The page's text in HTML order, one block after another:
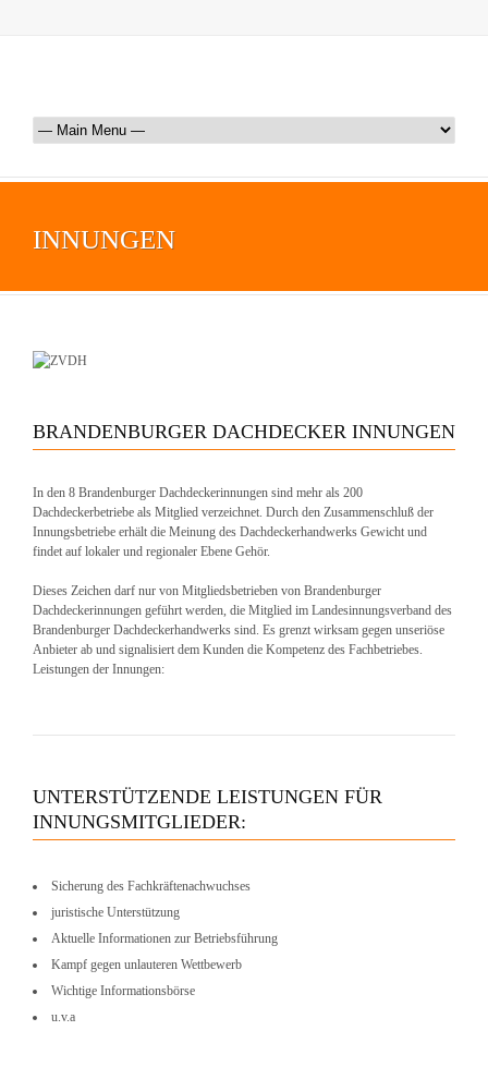
INNUNGEN
BRANDENBURGER DACHDECKER INNUNGEN
In den 8 Brandenburger Dachdeckerinnungen sind mehr als 200
Dachdeckerbetriebe als Mitglied verzeichnet. Durch den Zusammenschluß der
Innungsbetriebe erhält die Meinung des Dachdeckerhandwerks Gewicht und
findet auf lokaler und regionaler Ebene Gehör.
Dieses Zeichen darf nur von Mitgliedsbetrieben von Brandenburger
Dachdeckerinnungen geführt werden, die Mitglied im Landesinnungsverband des
Brandenburger Dachdeckerhandwerks sind. Es grenzt wirksam gegen unseriöse
Anbieter ab und signalisiert dem Kunden die Kompetenz des Fachbetriebes.
Leistungen der Innungen:
UNTERSTÜTZENDE LEISTUNGEN FÜR
INNUNGSMITGLIEDER:
Sicherung des Fachkräftenachwuchses
juristische Unterstützung
Aktuelle Informationen zur Betriebsführung
Kampf gegen unlauteren Wettbewerb
Wichtige Informationsbörse
u.v.a